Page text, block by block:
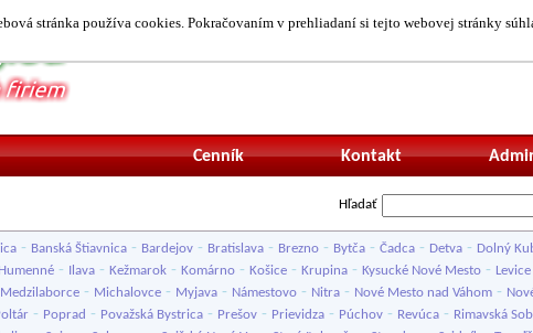
stránka používa cookies. Pokračovaním v prehliadaní si tejto webovej stránky
Kontakt
Cenník
Hľadať
- Banská Štiavnica - Bardejov - Bratislava - Brezno - Bytča - Čadca - Detva - Dolný
Humenné - Ilava - Kežmarok - Komárno - Košice - Krupina - Kysucké Nové Mesto - Levice
Medzilaborce - Michalovce - Myjava - Námestovo - Nitra - Nové Mesto nad Váhom -
- Poprad - Považská Bystrica - Prešov - Prievidza - Púchov - Revúca - Rimavská